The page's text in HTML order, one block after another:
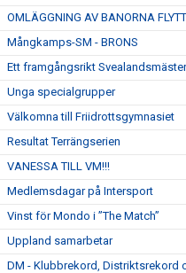
OMLÄGGNING AV BANORNA
Mångkamps-SM - BRONS
Ett framgångsrikt
Unga specialgrupper
Välkomna till Friidrottsgymnasiet
Resultat Terrängserien
VANESSA TILL VM!!!
Medlemsdagar på Intersport
Vinst för Mondo i ”The Match”
Uppland samarbetar
DM - Klubbrekord, Distriktsrekord